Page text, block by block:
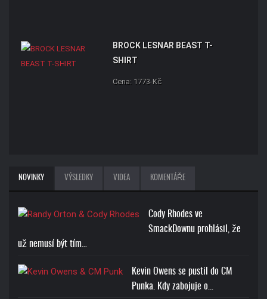
BROCK LESNAR BEAST T-
SHIRT
Cena: 1773-Kč
NOVINKY VÝSLEDKY VIDEA KOMENTÁŘE
Cody Rhodes ve
SmackDownu prohlásil, že
už nemusí být tím…
Kevin Owens se pustil do CM
Punka. Kdy zabojuje o…